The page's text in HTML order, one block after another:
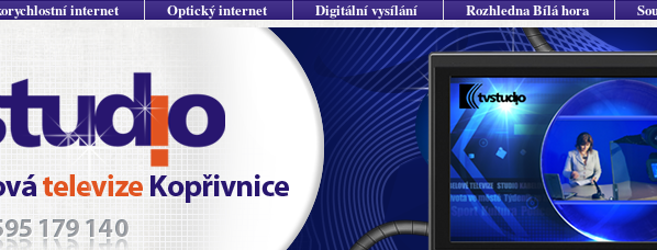
internet Optický internet Digitální vysílání Rozhledna Bílá hora